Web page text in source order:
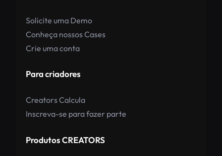
Solicite uma Demo
Conheça nossos Cases
Crie uma conta
Para criadores
Creators Calcula
Inscreva-se para fazer parte
Produtos CREATORS